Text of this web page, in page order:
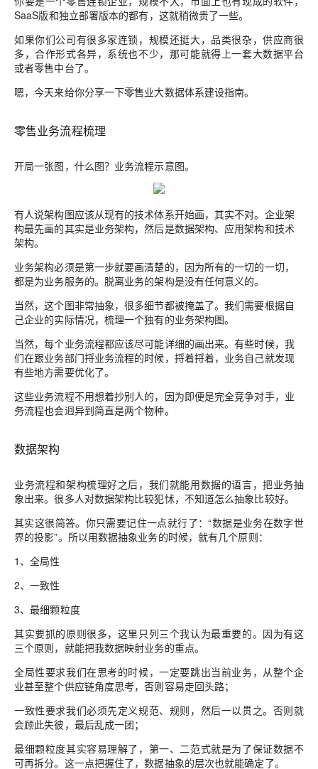
SaaS版和独立部署版本的都有，这就稍微贵了一些。
如果你们公司有很多家连锁，规模还挺大，品类很杂，供应商很
多，合作形式各异，系统也不少，那可能就得上一套大数据平台
或者零售中台了。
嗯，今天来给你分享一下零售业大数据体系建设指南。
零售业务流程梳理
开局一张图，什么图？业务流程示意图。
有人说架构图应该从现有的技术体系开始画，其实不对。企业架
构最先画的其实是业务架构，然后是数据架构、应用架构和技术
架构。
业务架构必须是第一步就要画清楚的，因为所有的一切的一切，
都是为业务服务的。脱离业务的架构是没有任何意义的。
当然，这个图非常抽象，很多细节都被掩盖了。我们需要根据自
己企业的实际情况，梳理一个独有的业务架构图。
当然，每个业务流程都应该尽可能详细的画出来。有些时候，我
们在跟业务部门捋业务流程的时候，捋着捋着，业务自己就发现
有些地方需要优化了。
这些业务流程不用想着抄别人的，因为即便是完全竞争对手，业
务流程也会迥异到简直是两个物种。
数据架构
业务流程和架构梳理好之后，我们就能用数据的语言，把业务抽
象出来。很多人对数据架构比较犯怵，不知道怎么抽象比较好。
其实这很简答。你只需要记住一点就行了：“数据是业务在数字世
界的投影”。所以用数据抽象业务的时候，就有几个原则：
1、全局性
2、一致性
3、最细颗粒度
其实要抓的原则很多，这里只列三个我认为最重要的。因为有这
三个原则，就能把我数据映射业务的重点。
全局性要求我们在思考的时候，一定要跳出当前业务，从整个企
业甚至整个供应链角度思考，否则容易走回头路；
一致性要求我们必须先定义规范、规则，然后一以贯之。否则就
会顾此失彼，最后乱成一团；
最细颗粒度其实容易理解了，第一、二范式就是为了保证数据不
可再拆分。这一点把握住了，数据抽象的层次也就能确定了。